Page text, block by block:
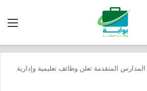
المتقدمة تعلن وظائف تعليمية وإدارية